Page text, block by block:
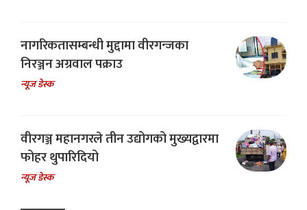
नागरिकतासम्बन्धी मुद्दामा वीरगन्जका
निरञ्जन अग्रवाल पक्राउ
न्यूज डेस्क
वीरगञ्ज महानगरले तीन उद्योगको मुख्यद्वारमा
फोहर थुपारिदियो
न्यूज डेस्क